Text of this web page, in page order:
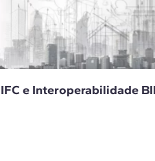
IFC e Interoperabilidade